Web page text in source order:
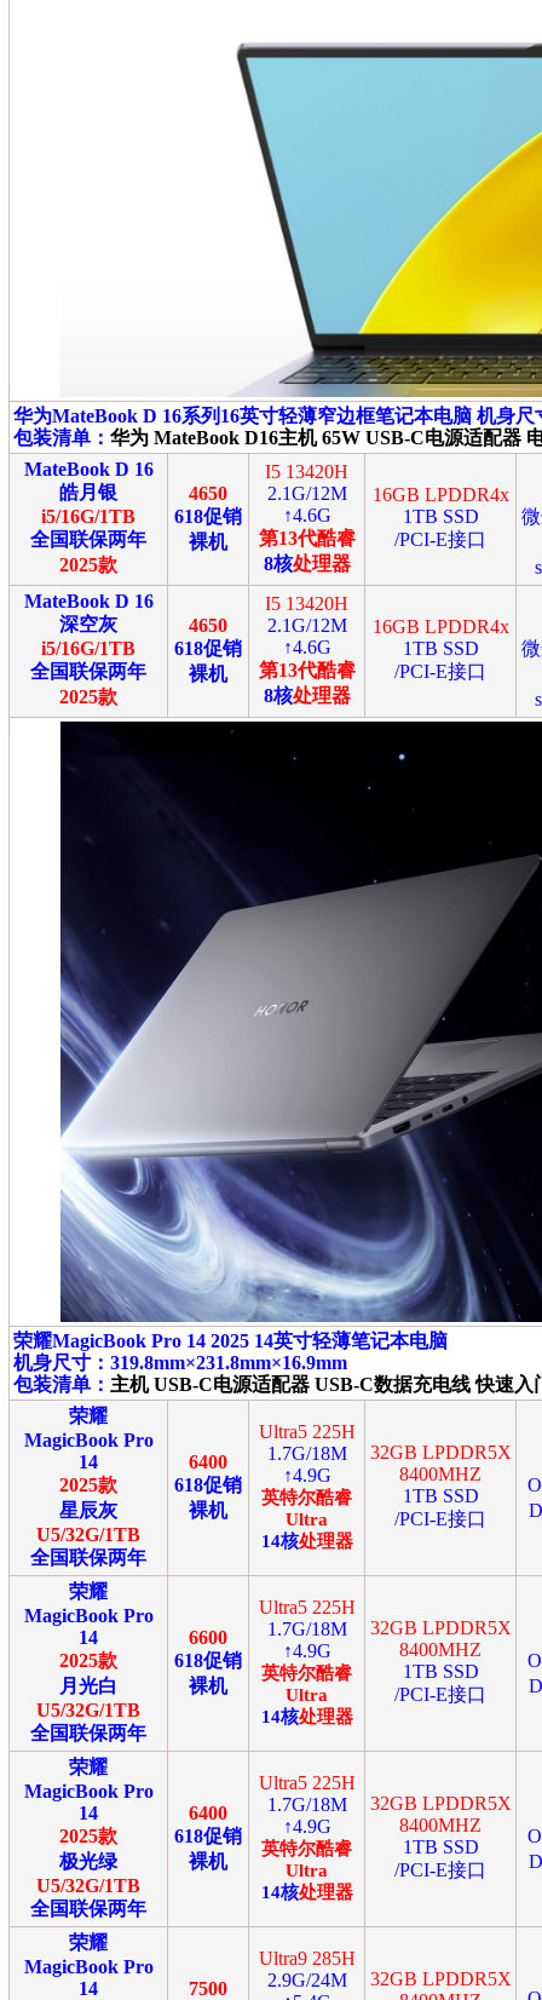
华为MateBook D 16系列16英寸轻薄窄边框笔记本电脑 机身尺
包装清单： 华为 MateBook D16主机 65W USB-C电源适配器
MateBook D 16
皓月银
i5/16G/1TB
全国联保两年
2025款
4650
618促销
裸机
I5 13420H
2.1G/12M
↑4.6G
第13代酷睿
8核处理器
16GB LPDDR4x
1TB SSD
/PCI-E接口
MateBook D 16
深空灰
i5/16G/1TB
全国联保两年
2025款
4650
618促销
裸机
I5 13420H
2.1G/12M
↑4.6G
第13代酷睿
8核处理器
16GB LPDDR4x
1TB SSD
/PCI-E接口
荣耀MagicBook Pro 14 2025 14英寸轻薄笔记本电脑
机身尺寸：319.8mm×231.8mm×16.9mm
包装清单： 主机 USB-C电源适配器 USB-C数据充电线 快速入
荣耀
MagicBook Pro
14
2025款
星辰灰
U5/32G/1TB
全国联保两年
6400
618促销
裸机
Ultra5 225H
1.7G/18M
↑4.9G
英特尔酷睿
Ultra
14核处理器
32GB LPDDR5X
8400MHZ
1TB SSD
/PCI-E接口
荣耀
MagicBook Pro
14
2025款
月光白
U5/32G/1TB
全国联保两年
6600
618促销
裸机
Ultra5 225H
1.7G/18M
↑4.9G
英特尔酷睿
Ultra
14核处理器
32GB LPDDR5X
8400MHZ
1TB SSD
/PCI-E接口
荣耀
MagicBook Pro
14
2025款
极光绿
U5/32G/1TB
全国联保两年
6400
618促销
裸机
Ultra5 225H
1.7G/18M
↑4.9G
英特尔酷睿
Ultra
14核处理器
32GB LPDDR5X
8400MHZ
1TB SSD
/PCI-E接口
荣耀
MagicBook Pro
14
7500
Ultra9 285H
2.9G/24M
32GB LPDDR5X